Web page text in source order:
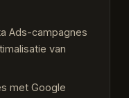
Ads-campagnes
van
met Google